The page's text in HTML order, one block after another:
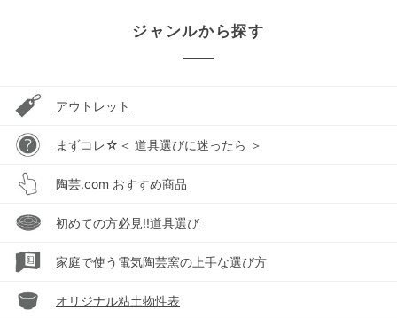
ジャンルから探す
アウトレット
まずコレ☆＜ 道具選びに迷ったら ＞
陶芸.com おすすめ商品
初めての方必見!!道具選び
家庭で使う電気陶芸窯の上手な選び方
オリジナル粘土物性表